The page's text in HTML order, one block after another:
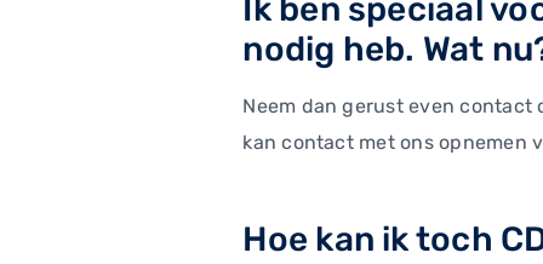
Ik ben speciaal
nodig heb. Wat
Neem dan gerust even contact
kan contact met ons opnemen
Hoe kan ik toch